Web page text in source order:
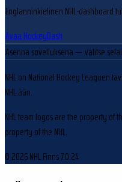
Englanninkielinen NHL-dashboard
Avaa HockeyDash
Asenna sovelluksena — valitse
NHL on National Hockey Leaguen
NHL:ään.
NHL team logos are the property of
property of the NHL.
© 2026 NHL Finns7.0.24